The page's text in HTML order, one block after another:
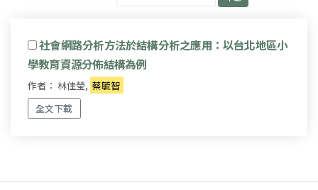
社會網路分析方法於結構分析之應用：以台北地區小
學教育資源分佈結構為例
作者： 林佳瑩, 蔡毓智
全文下載